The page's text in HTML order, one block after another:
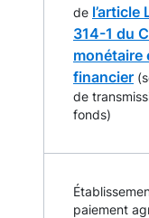
de l’article
314-1 du
monétaire
financier
de
fonds)
paiement